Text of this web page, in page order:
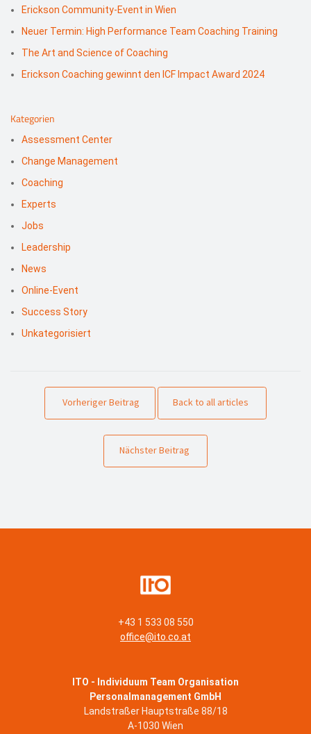
Erickson Community-Event in Wien
Neuer Termin: High Performance Team Coaching Training
The Art and Science of Coaching
Erickson Coaching gewinnt den ICF Impact Award 2024
Kategorien
Assessment Center
Change Management
Coaching
Experts
Jobs
Leadership
News
Online-Event
Success Story
Unkategorisiert
Vorheriger Beitrag Back to all articles
Nächster Beitrag
+43 1 533 08 550
office@ito.co.at
ITO - Individuum Team Organisation
Personalmanagement GmbH
Landstraßer Hauptstraße 88/18
A-1030 Wien